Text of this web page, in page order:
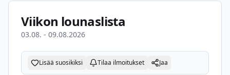
Viikon lounaslista
03.08. - 09.08.2026
Lisää suosikiksi Tilaa ilmoitukset Jaa